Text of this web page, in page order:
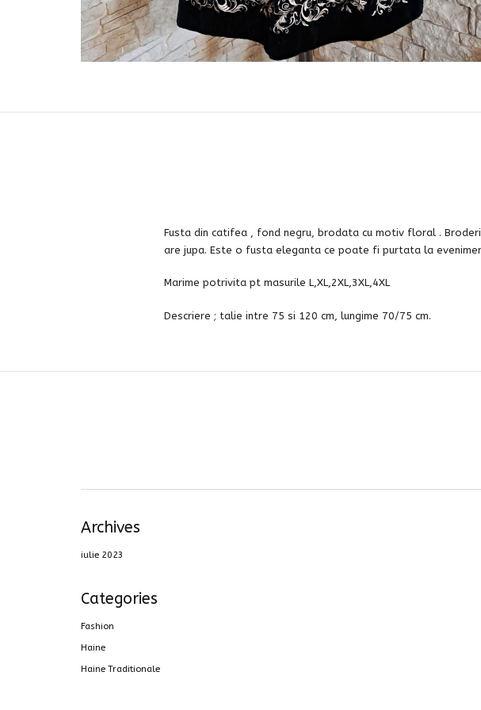
Fusta din catifea , fond negru, brodata cu motiv floral .
are jupa. Este o fusta eleganta ce poate fi purtata la
Marime potrivita pt masurile L,XL,2XL,3XL,4XL
Descriere ; talie intre 75 si 120 cm, lungime 70/75 cm.
Archives
iulie 2023
Categories
Fashion
Haine
Haine Traditionale